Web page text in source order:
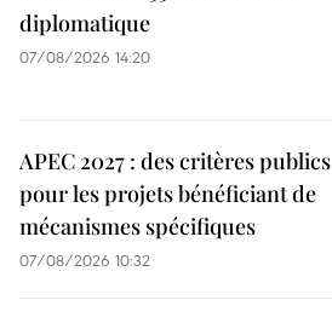
diplomatique
07/08/2026 14:20
APEC 2027 : des critères publics
pour les projets bénéficiant de
mécanismes spécifiques
07/08/2026 10:32